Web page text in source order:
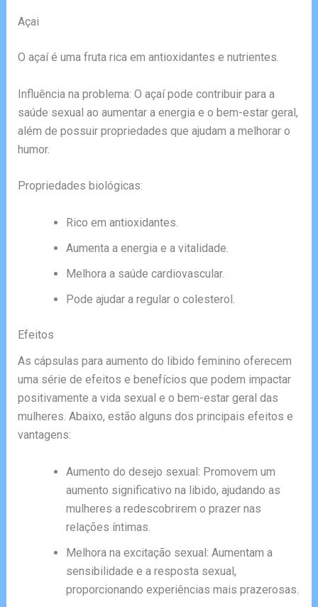
Açai
O açaí é uma fruta rica em antioxidantes e nutrientes.
Influência na problema: O açaí pode contribuir para a
saúde sexual ao aumentar a energia e o bem-estar geral,
além de possuir propriedades que ajudam a melhorar o
humor.
Propriedades biológicas:
Rico em antioxidantes.
Aumenta a energia e a vitalidade.
Melhora a saúde cardiovascular.
Pode ajudar a regular o colesterol.
Efeitos
As cápsulas para aumento do libido feminino oferecem
uma série de efeitos e benefícios que podem impactar
positivamente a vida sexual e o bem-estar geral das
mulheres. Abaixo, estão alguns dos principais efeitos e
vantagens:
Aumento do desejo sexual: Promovem um
aumento significativo na libido, ajudando as
mulheres a redescobrirem o prazer nas
relações íntimas.
Melhora na excitação sexual: Aumentam a
sensibilidade e a resposta sexual,
proporcionando experiências mais prazerosas.